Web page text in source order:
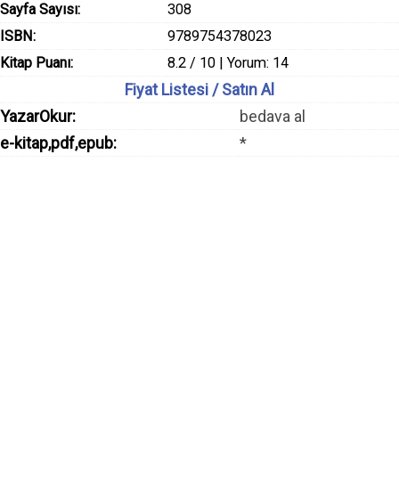
Sayfa Sayısı:
308
ISBN:
9789754378023
Kitap Puanı:
8.2 / 10 | Yorum: 14
Fiyat Listesi / Satın Al
YazarOkur:
bedava al
e-kitap,pdf,epub:
*